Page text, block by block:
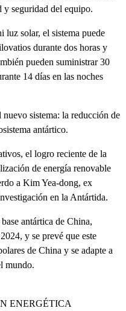
seguridad del equipo.
luz solar, el sistema puede
durante dos horas y
pueden suministrar 30
14 días en las noches
sistema: la reducción de
antártico.
el logro reciente de la
de energía renovable
a Kim Yea-dong, ex
en la Antártida.
antártica de China,
y se prevé que este
de China y se adapte a
mundo.
ENERGÉTICA